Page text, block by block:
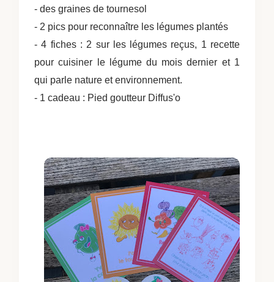
- des graines de tournesol
- 2 pics pour reconnaître les légumes plantés
- 4 fiches : 2 sur les légumes reçus, 1 recette
pour cuisiner le légume du mois dernier et 1
qui parle nature et environnement.
- 1 cadeau : Pied goutteur Diffus'o